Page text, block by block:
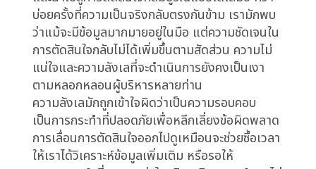
Industry
ในโลกธุรกิจที่ขับเคลื่อนด้วยข้อมูล ปริมาณของตัวชี้
วัดที่เราสามารถเข้าถึงได้ดูเหมือนจะไม่มีที่สิ้นสุด ยิ่ง
โดยเฉพาะอย่างยิ่งในยุคดิจิทัล ความสามารถในการ